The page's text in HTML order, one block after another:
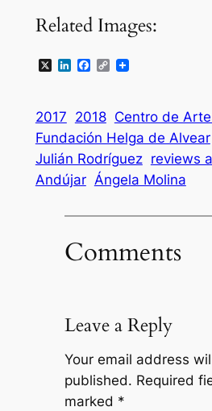
Related Images:
X LinkedIn
Facebook
Copy
2017 2018 Centro de
Fundación Helga de Alvear
Julián Rodrí­guez reviews
Andújar Ángela Molina
Comments
Leave a Reply
Your email address
published. Required
marked *